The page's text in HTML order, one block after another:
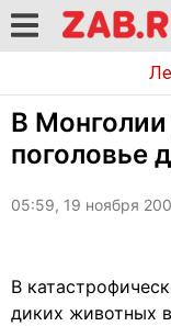
В Монголии
поголовье
05:59, 19 ноября
В
диких животных